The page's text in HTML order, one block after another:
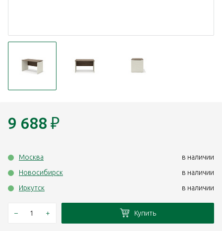
9 688 ₽
Москва
в наличии
Новосибирск
в наличии
Иркутск
в наличии
– + Купить